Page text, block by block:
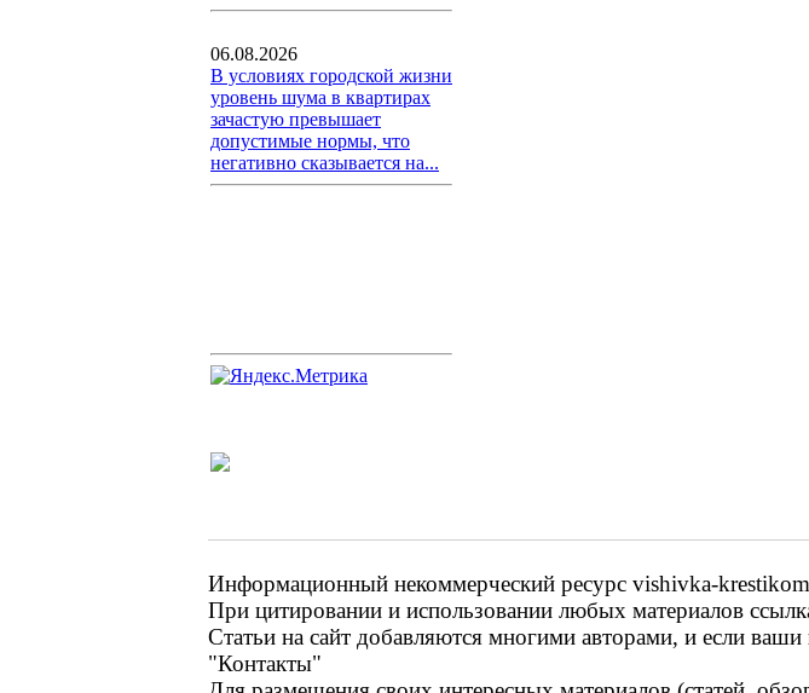
06.08.2026
В условиях городской жизни
уровень шума в квартирах
зачастую превышает
допустимые нормы, что
негативно сказывается на...
Информационный некоммерческий ресурс vishivka-
При цитировании и использовании любых материалов
Статьи на сайт добавляются многими авторами, и если
"Контакты"